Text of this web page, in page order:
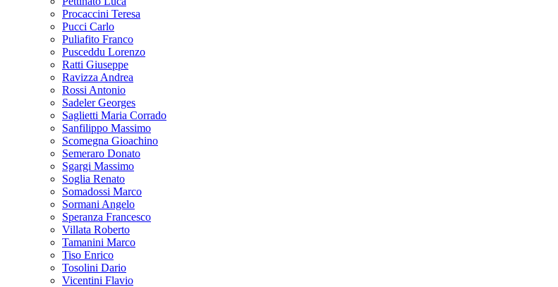
Procaccini Teresa
Pucci Carlo
Puliafito Franco
Pusceddu Lorenzo
Ratti Giuseppe
Ravizza Andrea
Rossi Antonio
Sadeler Georges
Saglietti Maria Corrado
Sanfilippo Massimo
Scomegna Gioachino
Semeraro Donato
Sgargi Massimo
Soglia Renato
Somadossi Marco
Sormani Angelo
Speranza Francesco
Villata Roberto
Tamanini Marco
Tiso Enrico
Tosolini Dario
Vicentini Flavio